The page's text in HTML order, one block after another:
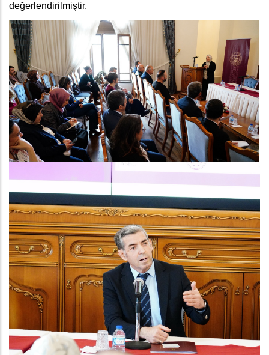
değerlendirilmiştir.